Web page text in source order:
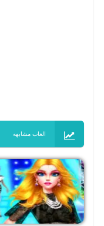
العاب مشابهه